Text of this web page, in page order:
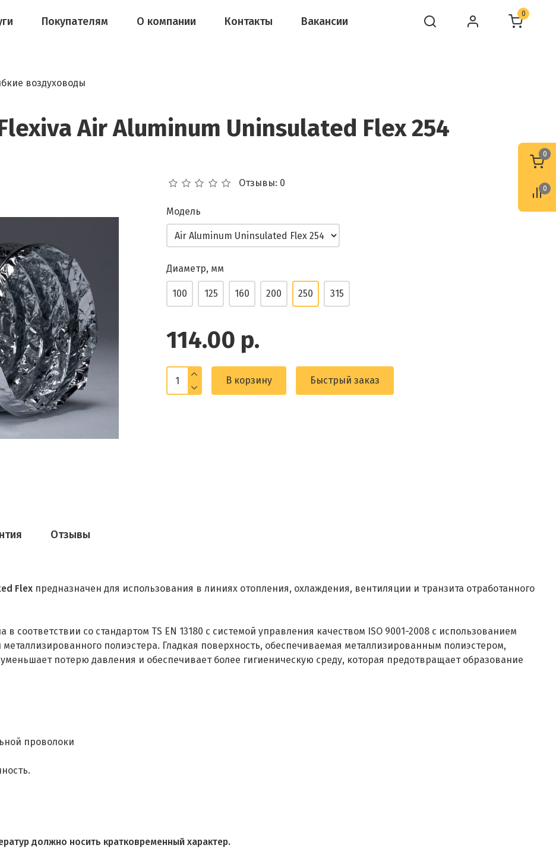
Покупателям О компании Контакты Вакансии
0
воздуховоды
Air Aluminum Uninsulated Flex 254
Отзывы: 0
114.00 р.
Модель
Диаметр, мм
100 125 160 200 250 315
В корзину Быстрый заказ
Отзывы
Flex предназначен для использования в линиях отопления, охлаждения, вентиляции и транзита отработанного
соответствии со стандартом TS EN 13180 с системой управления качеством ISO 9001-2008 с использованием
полиэстера. Гладкая поверхность, обеспечиваемая металлизированным полиэстером,
потерю давления и обеспечивает более гигиеническую среду, которая предотвращает образование
проволоки
должно носить кратковременный характер.
0
0
0